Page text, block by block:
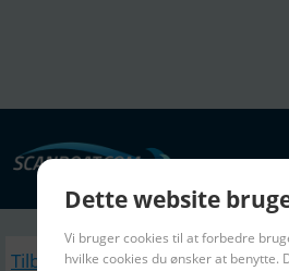
Tilbage
Dette website
Vi bruger cookies til at forbedre
hvilke cookies du ønsker at benytte.